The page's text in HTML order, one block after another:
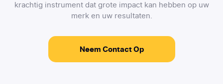
krachtig instrument dat grote impact kan hebben op uw
merk en uw resultaten.
Neem Contact Op